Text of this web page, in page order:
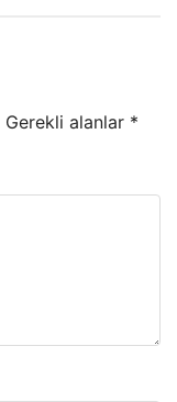
Gerekli alanlar *